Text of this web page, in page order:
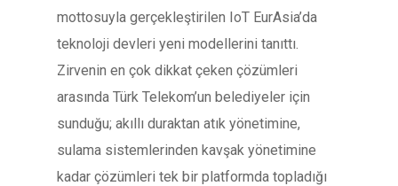
mottosuyla gerçekleştirilen IoT EurAsia’da
teknoloji devleri yeni modellerini tanıttı.
Zirvenin en çok dikkat çeken çözümleri
arasında Türk Telekom’un belediyeler için
sunduğu; akıllı duraktan atık yönetimine,
sulama sistemlerinden kavşak yönetimine
kadar çözümleri tek bir platformda topladığı